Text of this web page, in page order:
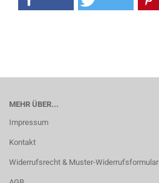
MEHR ÜBER...
Impressum
Kontakt
Widerrufsrecht & Muster-Widerrufsformular